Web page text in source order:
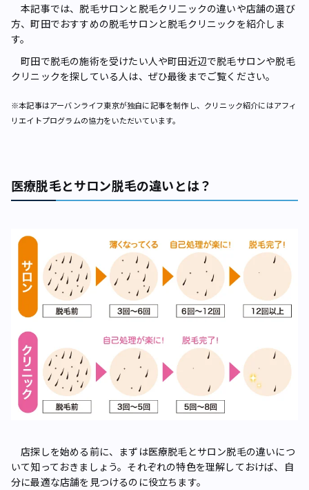
本記事では、脱毛サロンと脱毛クリ二ックの違いや店舗の選び
方、町田でおすすめの脱毛サロンと脱毛クリニックを紹介しま
す。
町田で脱毛の施術を受けたい人や町田近辺で脱毛サロンや脱毛
クリニックを探している人は、ぜひ最後までご覧ください。
※本記事はアーバンライフ東京が独自に記事を制作し、クリニック紹介にはアフィ
リエイトプログラムの協力をいただいています。
医療脱毛とサロン脱毛の違いとは？
店探しを始める前に、まずは医療脱毛とサロン脱毛の違いにつ
いて知っておきましょう。それぞれの特色を理解しておけば、自
分に最適な店舗を見つけるのに役立ちます。